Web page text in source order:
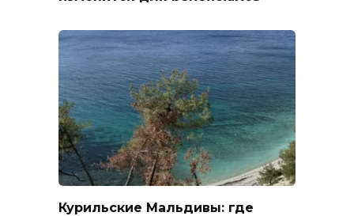
Курильские Мальдивы: где